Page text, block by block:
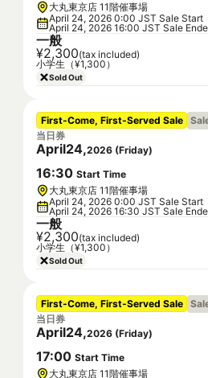
大丸東京店 11階催事場
April 24, 2026 0:00 JST Sale Start
April 24, 2026 16:00 JST Sale
一般
¥2,300(tax included)
小学生（¥1,300）
Sold Out
First-Come, First-Served Sale
当日券
April24,2026 (Friday)
16:30 Start Time
大丸東京店 11階催事場
April 24, 2026 0:00 JST Sale Start
April 24, 2026 16:30 JST Sale
一般
¥2,300(tax included)
小学生（¥1,300）
Sold Out
First-Come, First-Served Sale
当日券
April24,2026 (Friday)
17:00 Start Time
大丸東京店 11階催事場